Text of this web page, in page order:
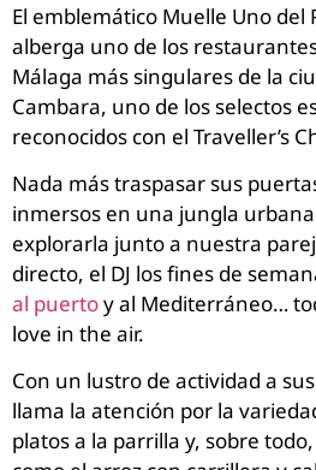
El emblemático Muelle Uno
alberga uno de los
Málaga más singulares de la
Cambara, uno de los selectos
reconocidos con el Traveller’s
Nada más traspasar sus
inmersos en una jungla
explorarla junto a nuestra
directo, el DJ los fines de
al puertoy al Mediterráneo…
love in the air.
Con un lustro de actividad a
llama la atención por la
platos a la parrilla y, sobre